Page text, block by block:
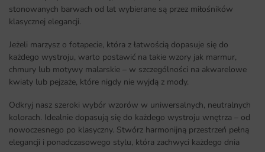
stonowanych barwach od lat wybierane są przez miłośników
klasycznej elegancji.
Jeżeli marzysz o fotapecie, która z łatwością dopasuje się do
każdego wystroju, warto postawić na takie wzory jak marmur,
chmury lub motywy malarskie – w szczególności na akwarelowe
kwiaty lub pejzaże, które nigdy nie wyjdą z mody.
Odkryj nasz szeroki wybór wzorów w uniwersalnych, neutralnych
kolorach. Idealnie dopasują się do każdego wystroju wnętrza – od
nowoczesnego po klasyczny. Stwórz harmonijną przestrzeń pełną
elegancji i ponadczasowego stylu, która zachwyci każdego dnia